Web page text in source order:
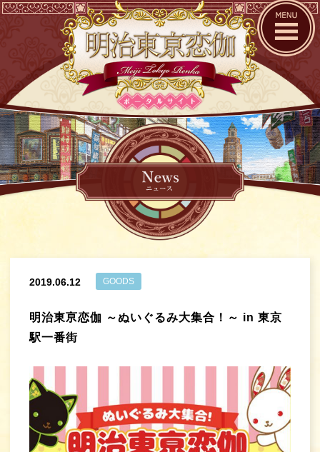
2019.06.12 GOODS
明治東亰恋伽 ～ぬいぐるみ大集合！～ in 東京
駅一番街